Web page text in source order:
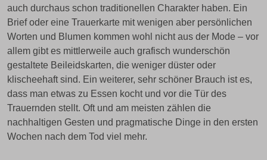
auch durchaus schon traditionellen Charakter haben. Ein
Brief oder eine Trauerkarte mit wenigen aber persönlichen
Worten und Blumen kommen wohl nicht aus der Mode – vor
allem gibt es mittlerweile auch grafisch wunderschön
gestaltete Beileidskarten, die weniger düster oder
klischeehaft sind. Ein weiterer, sehr schöner Brauch ist es,
dass man etwas zu Essen kocht und vor die Tür des
Trauernden stellt. Oft und am meisten zählen die
nachhaltigen Gesten und pragmatische Dinge in den ersten
Wochen nach dem Tod viel mehr.